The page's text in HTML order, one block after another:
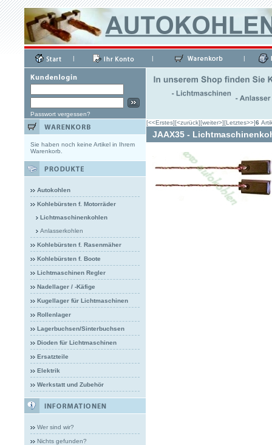
| | |
Passwort vergessen?
Sie haben noch keine Artikel in Ihrem
Warenkorb.
Autokohlen
Kohlebürsten f. Motorräder
Lichtmaschinenkohlen
Anlasserkohlen
Kohlebürsten f. Rasenmäher
Kohlebürsten f. Boote
Lichtmaschinen Regler
Nadellager / -Käfige
Kugellager für Lichtmaschinen
Rollenlager
Lagerbuchsen/Sinterbuchsen
Dioden für Lichtmaschinen
Ersatzteile
Elektrik
Werkstatt und Zubehör
Wer sind wir?
Nichts gefunden?
[<<Erstes][<zurück][weiter>][Letztes>>]6
JAAX35 -